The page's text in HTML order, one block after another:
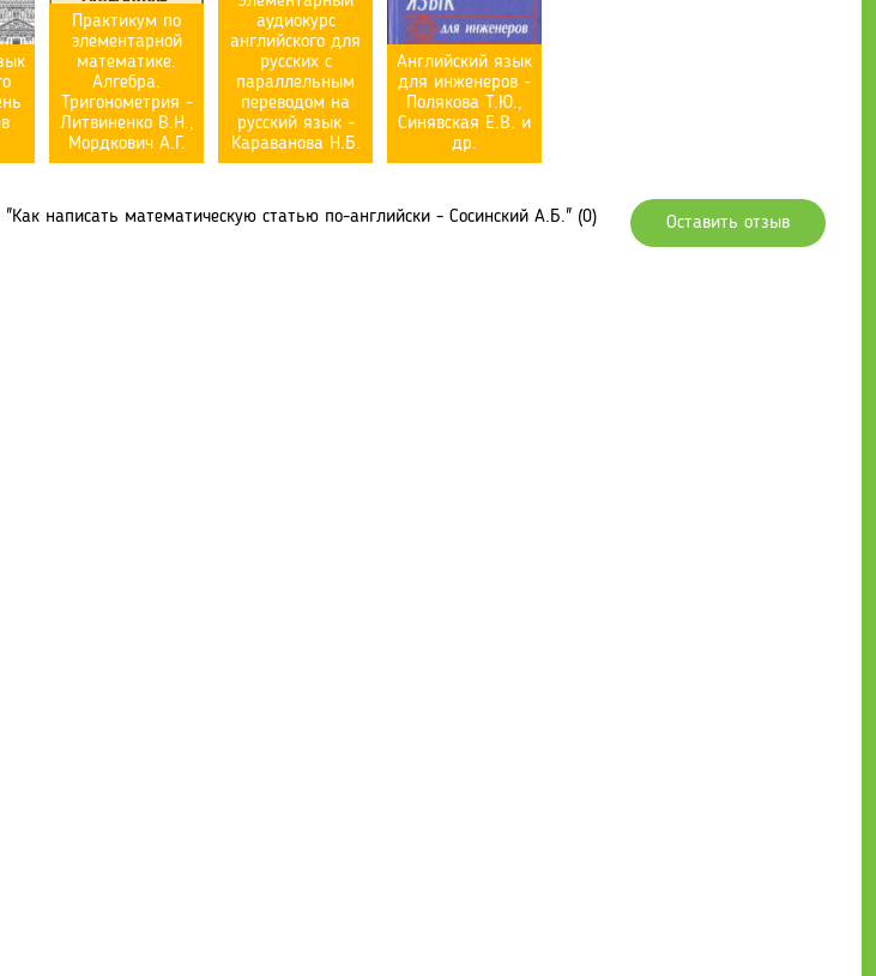
Практикум по
элементарной
математике.
Алгебра.
Тригонометрия -
Литвиненко В.Н.,
Мордкович А.Г.
аудиокурс
английского для
русских с
параллельным
переводом на
русский язык -
Караванова Н.Б.
Английский язык
для инженеров -
Полякова Т.Ю.,
Синявская Е.В. и
др.
написать математическую статью по-английски - Сосинский А.Б." (0) Оставить отзыв